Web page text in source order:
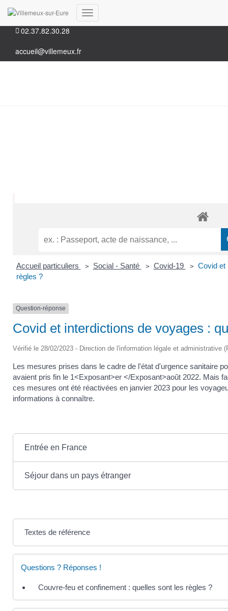
35, Grande rue 28210 Villemeux-sur-Eure
02.37.82.30.28
accueil@villemeux.fr
Déplier la navigation
Accueil particuliers > Social - Santé > Covid-19 > Covid et
règles ?
Question-réponse
Covid et interdictions de voyages :
Vérifié le 28/02/2023 - Direction de l'information légale et administrative
Les mesures prises dans le cadre de l'état d'urgence sanitaire
avaient pris fin le 1<Exposant>er </Exposant>août 2022. Mais
ces mesures ont été réactivées en janvier 2023 pour les
informations à connaître.
Entrée en France
Séjour dans un pays étranger
Textes de référence
Questions ? Réponses !
Couvre-feu et confinement : quelles sont les règles ?